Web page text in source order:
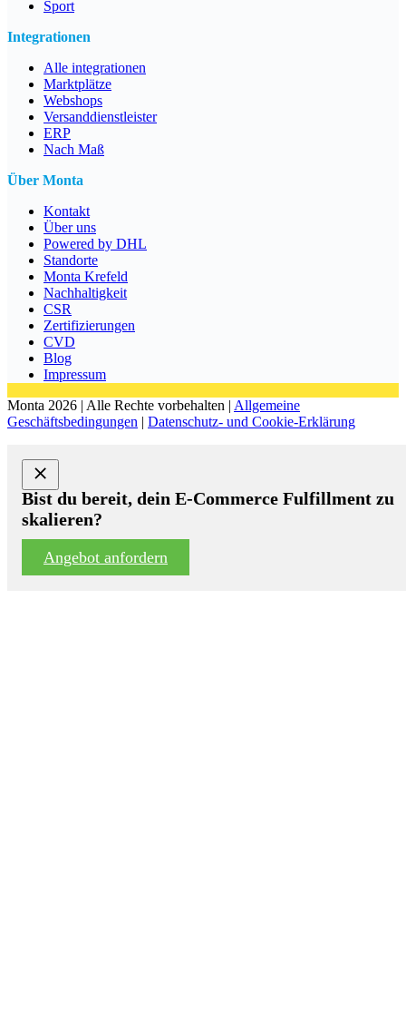
Sport
Integrationen
Alle integrationen
Marktplätze
Webshops
Versanddienstleister
ERP
Nach Maß
Über Monta
Kontakt
Über uns
Powered by DHL
Standorte
Monta Krefeld
Nachhaltigkeit
CSR
Zertifizierungen
CVD
Blog
Impressum
Monta 2026 | Alle Rechte vorbehalten | Allgemeine
Geschäftsbedingungen | Datenschutz- und Cookie-Erklärung
Bist du bereit, dein E-Commerce Fulfillment zu
skalieren?
Angebot anfordern